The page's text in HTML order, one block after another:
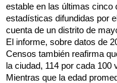
estable en las últimas cinco
estadísticas difundidas por
cuenta de un distrito de
El informe, sobre datos de
Censos también reafirma
la ciudad, 114 por cada 100
Mientras que la edad